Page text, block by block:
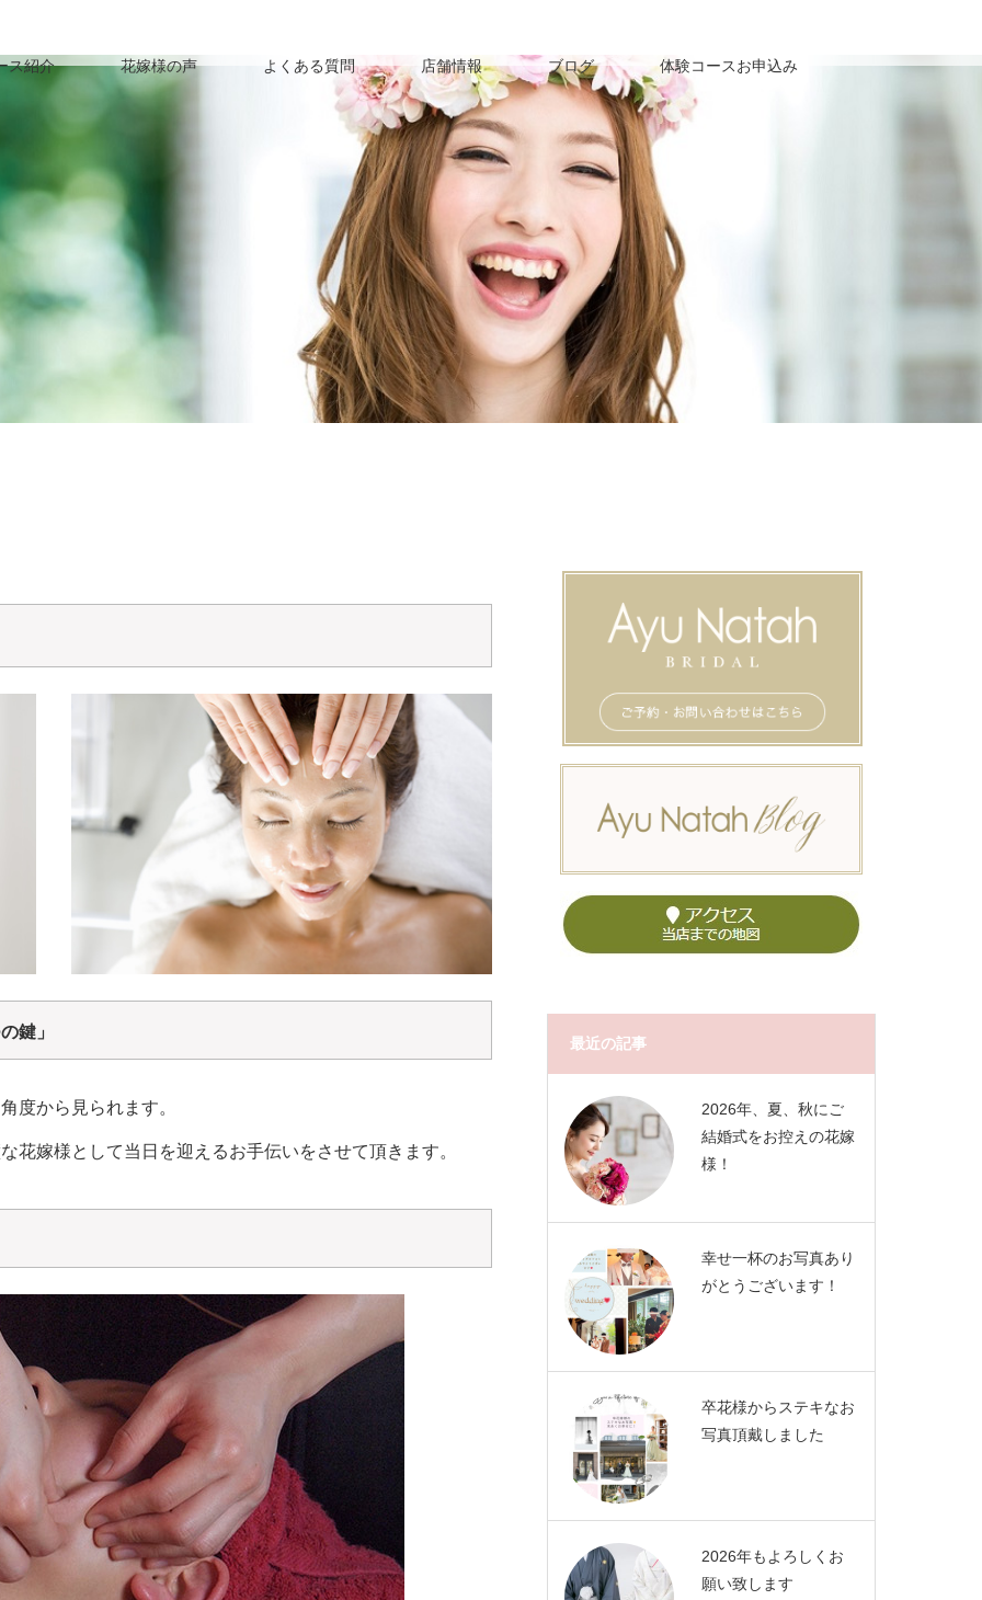
ス紹介 花嫁様の声 よくある質問 店舗情報 ブログ 体験コースお申込み
鍵」
度から見られます。
花嫁様として当日を迎えるお手伝いをさせて頂きます。
最近の記事
2026年、夏、秋にご
結婚式をお控えの花嫁
様！
幸せ一杯のお写真あり
がとうございます！
卒花様からステキなお
写真頂戴しました
2026年もよろしくお
願い致します